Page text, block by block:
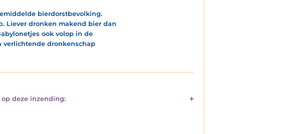
bierdorstbevolking.
Liever dronken makend bier dan
ook volop in de
dronkenschap
op deze inzending: